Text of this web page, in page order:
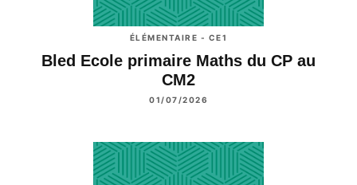
ÉLÉMENTAIRE - CE1
Bled Ecole primaire Maths du CP au
CM2
01/07/2026